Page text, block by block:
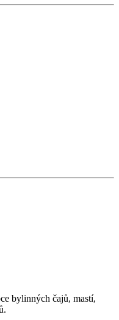
bylinných čajů, mastí,